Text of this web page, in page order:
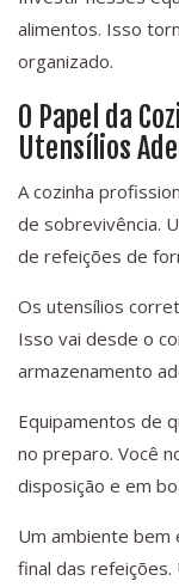
alimentos. Isso
organizado.
O Papel da
Utensílios
A cozinha
de sobrevivência.
de refeições de
Os utensílios
Isso vai desde o
armazenamento
Equipamentos de
no preparo. Você
disposição e em
Um ambiente bem
final das